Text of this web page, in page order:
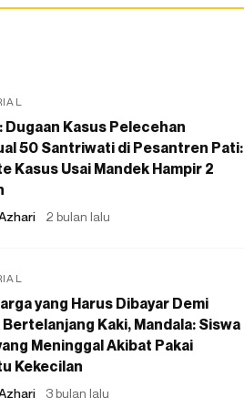
Dugaan Kasus Pelecehan
50 Santriwati di Pesantren Pati:
Kasus Usai Mandek Hampir 2
2 bulan lalu
yang Harus Dibayar Demi
Kaki, Mandala: Siswa
Meninggal Akibat Pakai
Kekecilan
3 bulan lalu